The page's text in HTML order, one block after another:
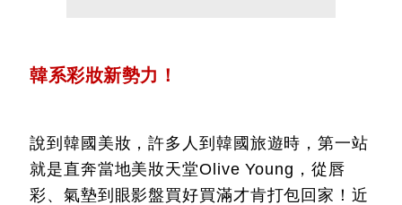
韓系彩妝新勢力！
說到韓國美妝，許多人到韓國旅遊時，第一站
就是直奔當地美妝天堂Olive Young，從唇
彩、氣墊到眼影盤買好買滿才肯打包回家！近